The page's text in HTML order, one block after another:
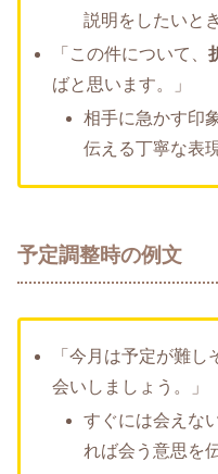
説明をしたいと
「この件について、
ばと思います。」
相手に急かす印
伝える丁寧な表
予定調整時の例文
「今月は予定が難し
会いしましょう。」
すぐには会えな
れば会う意思を